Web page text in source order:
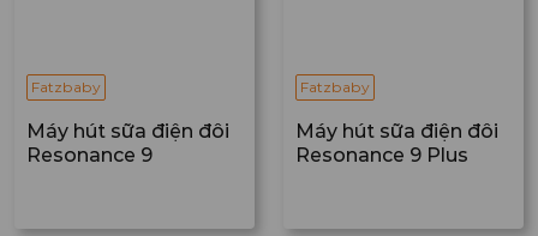
Fatzbaby
Máy hút sữa điện đôi
Resonance 9
Fatzbaby
Máy hút sữa điện đôi
Resonance 9 Plus